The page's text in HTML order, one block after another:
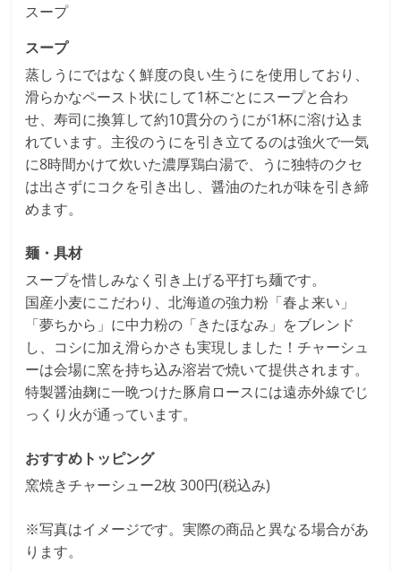
スープ
スープ
蒸しうにではなく鮮度の良い生うにを使用しており、
滑らかなペースト状にして1杯ごとにスープと合わ
せ、寿司に換算して約10貫分のうにが1杯に溶け込ま
れています。主役のうにを引き立てるのは強火で一気
に8時間かけて炊いた濃厚鶏白湯で、うに独特のクセ
は出さずにコクを引き出し、醤油のたれが味を引き締
めます。
麺・具材
スープを惜しみなく引き上げる平打ち麺です。
国産小麦にこだわり、北海道の強力粉「春よ来い」
「夢ちから」に中力粉の「きたほなみ」をブレンド
し、コシに加え滑らかさも実現しました！チャーシュ
ーは会場に窯を持ち込み溶岩で焼いて提供されます。
特製醤油麹に一晩つけた豚肩ロースには遠赤外線でじ
っくり火が通っています。
おすすめトッピング
窯焼きチャーシュー2枚 300円(税込み)
※写真はイメージです。実際の商品と異なる場合があ
ります。